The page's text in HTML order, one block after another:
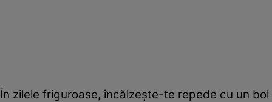
În zilele friguroase, încălzeşte-te repede cu un